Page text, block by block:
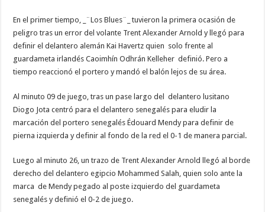
En el primer tiempo, _¨Los Blues¨_ tuvieron la primera ocasión de
peligro tras un error del volante Trent Alexander Arnold y llegó para
definir el delantero alemán Kai Havertz quien solo frente al
guardameta irlandés Caoimhín Odhrán Kelleher definió. Pero a
tiempo reaccionó el portero y mandó el balón lejos de su área.
Al minuto 09 de juego, tras un pase largo del delantero lusitano
Diogo Jota centró para el delantero senegalés para eludir la
marcación del portero senegalés Édouard Mendy para definir de
pierna izquierda y definir al fondo de la red el 0-1 de manera parcial.
Luego al minuto 26, un trazo de Trent Alexander Arnold llegó al borde
derecho del delantero egipcio Mohammed Salah, quien solo ante la
marca de Mendy pegado al poste izquierdo del guardameta
senegalés y definió el 0-2 de juego.